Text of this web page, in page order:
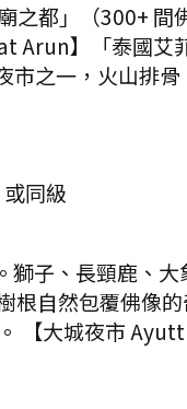
都」（300+ 間
Arun】「泰國艾
之一，火山排骨
同級
子、長頸鹿、
自然包覆佛像
【大城夜市